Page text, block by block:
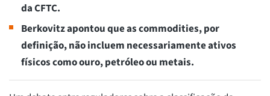
da CFTC.
Berkovitz apontou que as commodities, por
definição, não incluem necessariamente ativos
físicos como ouro, petróleo ou metais.